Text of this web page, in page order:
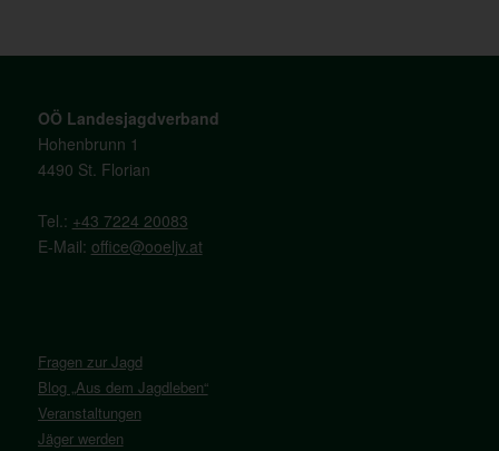
OÖ Landesjagdverband
Hohenbrunn 1
4490 St. Florian
Tel.: +43 7224 20083
E-Mail: office@ooeljv.at
Fragen zur Jagd
Blog „Aus dem Jagdleben“
Veranstaltungen
Jäger werden